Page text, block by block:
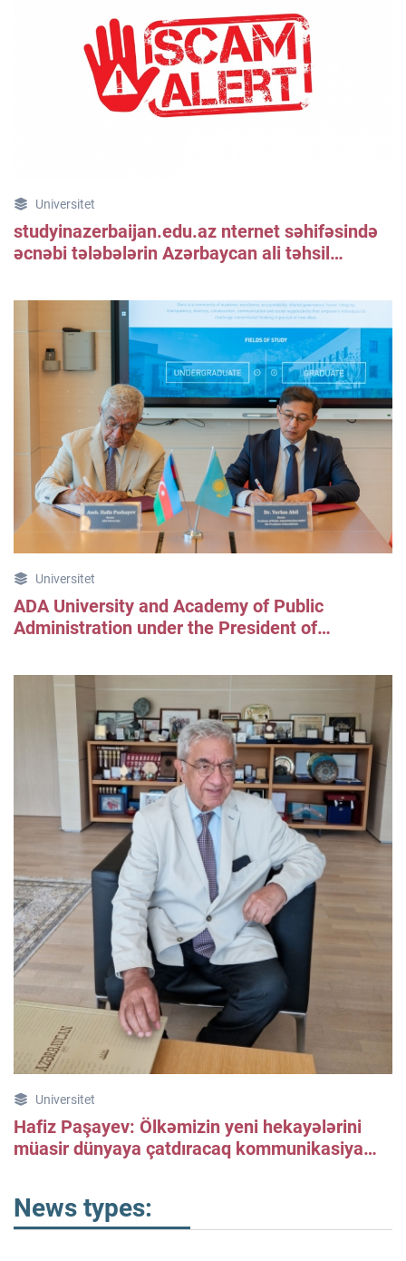
Universitet
studyinazerbaijan.edu.az nternet səhifəsində
əcnəbi tələbələrin Azərbaycan ali təhsil
saxtakarlıq halları ilə mübarizə və
maarifləndirmə məqsədilə bildiriş
Universitet
ADA University and Academy of Public
Administration under the President of
Universitet
Hafiz Paşayev: Ölkəmizin yeni hekayələrini
müasir dünyaya çatdıracaq kommunikasiya
News types: